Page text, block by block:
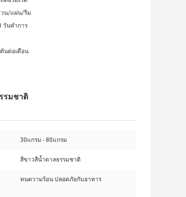
วน/แผ่น/รีม
วันทำการ
นต่อเดือน
รมชาติ
30แกรม - 80แกรม
สีขาวสีน้ำตาลธรรมชาติ
ทนความร้อน ปลอดภัยกับอาหาร